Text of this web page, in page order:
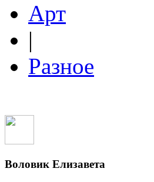
Арт
|
Разное
Воловик Елизавета